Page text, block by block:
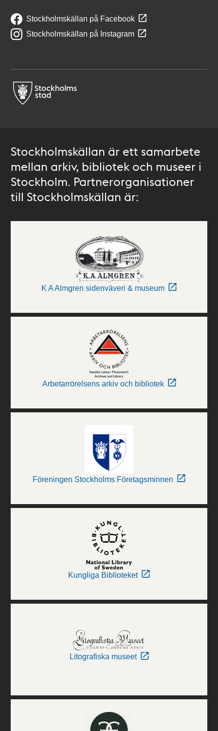
Stockholmskällan på Facebook
Stockholmskällan på Instagram
Stockholmskällan är ett samarbete
mellan arkiv, bibliotek och museer i
Stockholm. Partnerorganisationer
till Stockholmskällan är:
K A Almgren sidenväveri & museum
Arbetarrörelsens arkiv och bibliotek
Föreningen Stockholms Företagsminnen
Kungliga Biblioteket
Litografiska museet